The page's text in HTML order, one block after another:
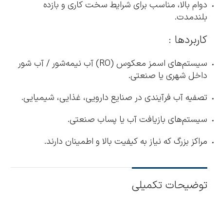
دوام بالا، مناسب برای شرایط سخت کاری و بازده
بلندمدت.
کاربردها :
سیستم‌های اسمز معکوس (RO) آب نیمه‌شور / آب شور
داخل شهری یا صنعتی.
تصفیه آب فرآیندی در صنایع دارویی، غذایی، شیمیایی.
سیستم‌های بازیافت آب یا پساب صنعتی.
مراکز بزرگ که نیاز به کیفیت بالا و اطمینان دارند.
توضیحات تکمیلی